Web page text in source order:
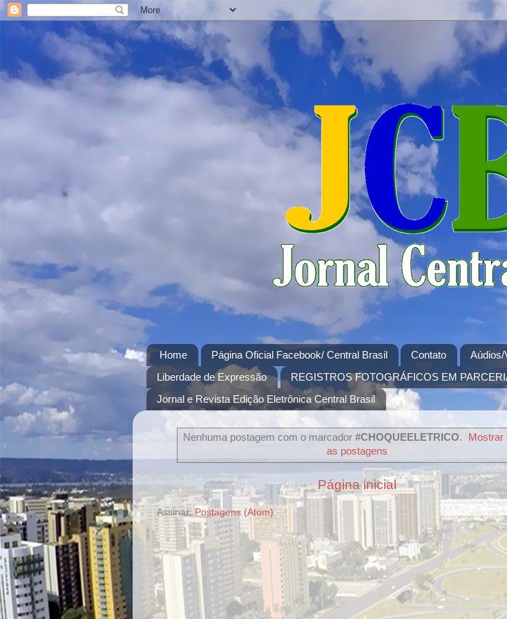
Home Página Oficial Facebook/ Central Brasil Contato Aúdios/
Liberdade de Expressão
REGISTROS FOTOGRÁFICOS EM
Jornal e Revista Edição Eletrônica Central Brasil
Nenhuma postagem com o marcador #CHOQUEELETRICO.
Mostrar
as postagens
Página inicial
Assinar: Postagens (Atom)